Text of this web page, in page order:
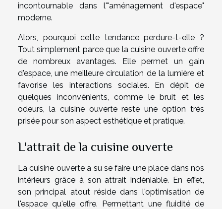
incontournable dans l'"aménagement d'espace"
moderne.
Alors, pourquoi cette tendance perdure-t-elle ?
Tout simplement parce que la cuisine ouverte offre
de nombreux avantages. Elle permet un gain
d'espace, une meilleure circulation de la lumière et
favorise les interactions sociales. En dépit de
quelques inconvénients, comme le bruit et les
odeurs, la cuisine ouverte reste une option très
prisée pour son aspect esthétique et pratique.
L'attrait de la cuisine ouverte
La cuisine ouverte a su se faire une place dans nos
intérieurs grâce à son attrait indéniable. En effet,
son principal atout réside dans l'optimisation de
l'espace qu'elle offre. Permettant une fluidité de